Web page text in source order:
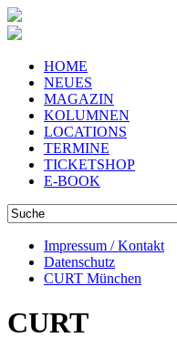
HOME
NEUES
MAGAZIN
KOLUMNEN
LOCATIONS
TERMINE
TICKETSHOP
E-BOOK
Impressum / Kontakt
Datenschutz
CURT München
CURT